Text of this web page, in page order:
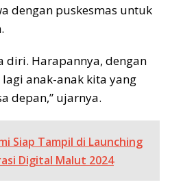
dengan puskesmas untuk
diri. Harapannya, dengan
anak-anak kita yang
depan,” ujarnya.
Siap Tampil di Launching
Digital Malut 2024